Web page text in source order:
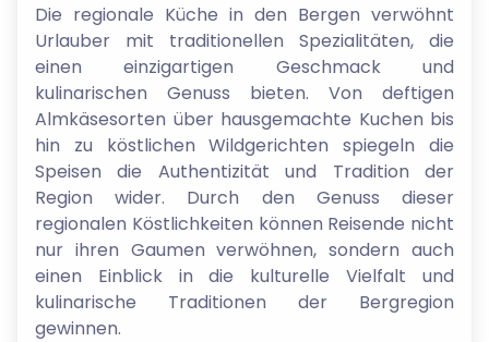
Die regionale Küche in den Bergen verwöhnt
Urlauber mit traditionellen Spezialitäten, die
einen einzigartigen Geschmack und
kulinarischen Genuss bieten. Von deftigen
Almkäsesorten über hausgemachte Kuchen bis
hin zu köstlichen Wildgerichten spiegeln die
Speisen die Authentizität und Tradition der
Region wider. Durch den Genuss dieser
regionalen Köstlichkeiten können Reisende nicht
nur ihren Gaumen verwöhnen, sondern auch
einen Einblick in die kulturelle Vielfalt und
kulinarische Traditionen der Bergregion
gewinnen.